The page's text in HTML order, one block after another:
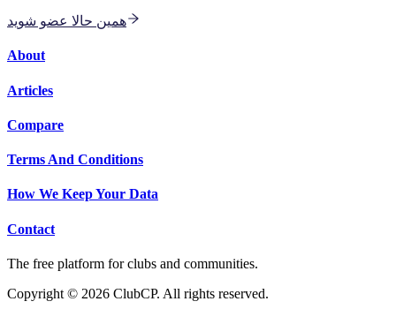
همین حالا عضو شوید
About
Articles
Compare
Terms And Conditions
How We Keep Your Data
Contact
The free platform for clubs and communities.
Copyright © 2026 ClubCP. All rights reserved.